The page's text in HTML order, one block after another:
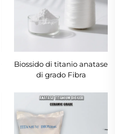
Biossido di titanio anatase
di grado Fibra
poliestere